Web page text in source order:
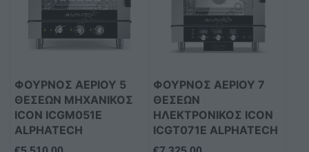
ΦΟΥΡΝΟΣ ΑΕΡΙΟΥ 5
ΘΕΣΕΩΝ ΜΗΧΑΝΙΚΟΣ
ICON ICGM051E
ALPHATECH
ΦΟΥΡΝΟΣ ΑΕΡΙΟΥ 7
ΘΕΣΕΩΝ
ΗΛΕΚΤΡΟΝΙΚΟΣ ICON
ICGT071E ALPHATECH